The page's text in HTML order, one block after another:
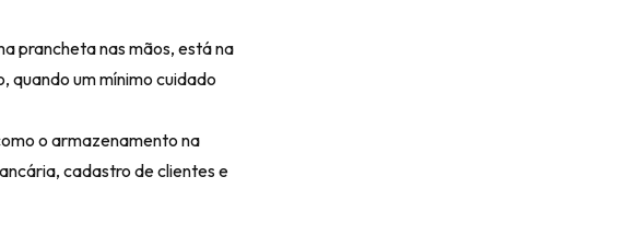
prancheta nas mãos, está na
quando um mínimo cuidado
o armazenamento na
cadastro de clientes e